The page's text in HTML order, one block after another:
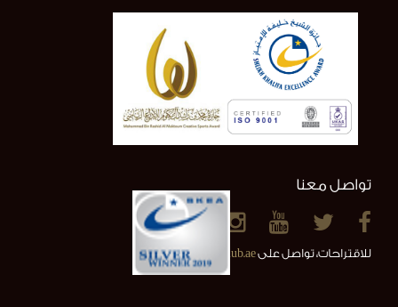
تواصل معنا
للاقتراحات، تواصل علىinfo@alainclub.ae